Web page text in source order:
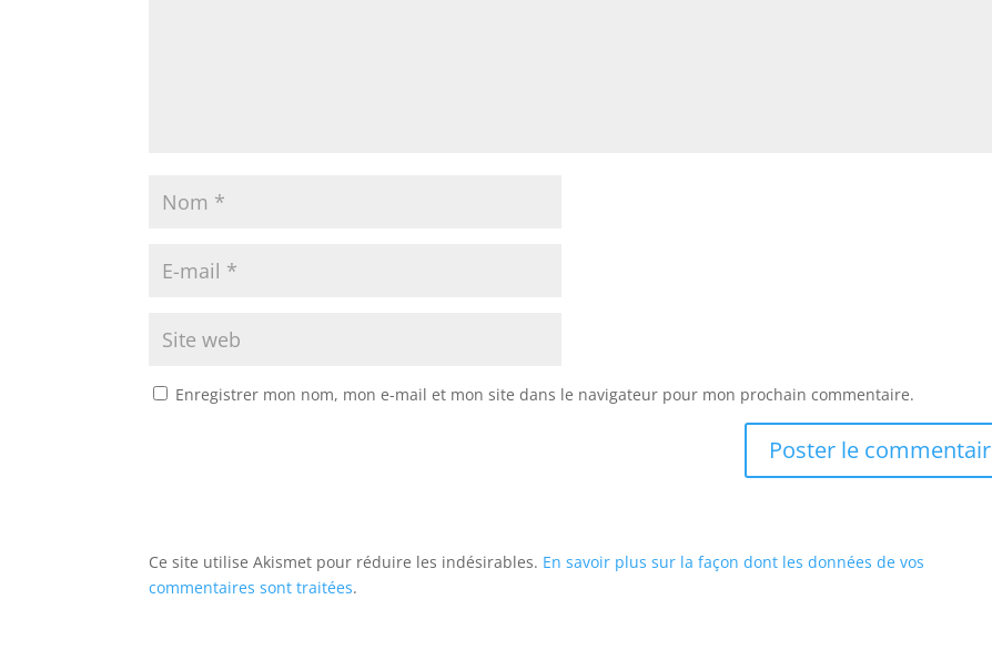
Enregistrer mon nom, mon e-mail et mon site dans le navigateur pour mon prochain commentaire.
Ce site utilise Akismet pour réduire les indésirables. En savoir plus sur la façon dont les données de vos
commentaires sont traitées.